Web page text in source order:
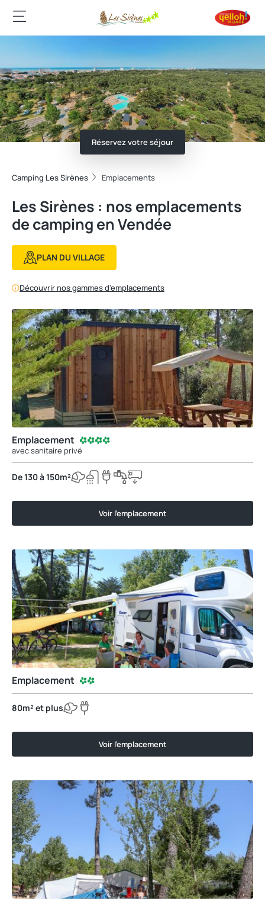
Réservez votre séjour
Camping Les Sirènes Emplacements
Les Sirènes : nos emplacements
de camping en Vendée
PLAN DU VILLAGE
Découvrir nos gammes d'emplacements
Emplacement
avec sanitaire privé
De 130 à 150m²
Voir l'emplacement
Emplacement
80m² et plus
Voir l'emplacement